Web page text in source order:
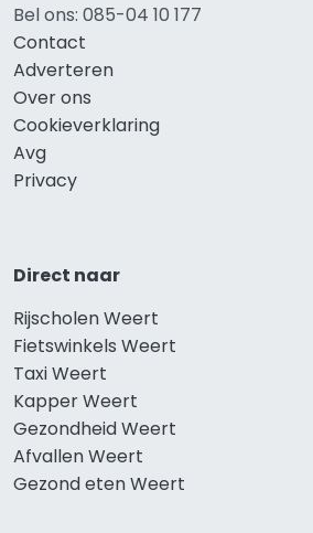
Bel ons: 085-04 10 177
Contact
Adverteren
Over ons
Cookieverklaring
Avg
Privacy
Direct naar
Rijscholen Weert
Fietswinkels Weert
Taxi Weert
Kapper Weert
Gezondheid Weert
Afvallen Weert
Gezond eten Weert